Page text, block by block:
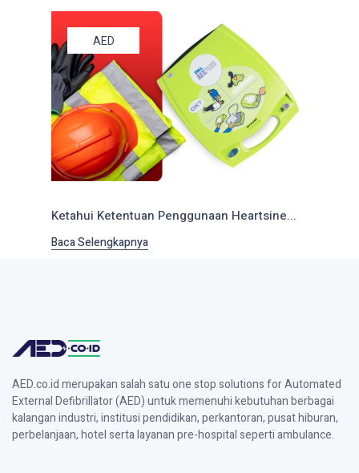
AED
Ketahui Ketentuan Penggunaan Heartsine...
Baca Selengkapnya
AED.co.id merupakan salah satu one stop solutions for Automated
External Defibrillator (AED) untuk memenuhi kebutuhan berbagai
kalangan industri, institusi pendidikan, perkantoran, pusat hiburan,
perbelanjaan, hotel serta layanan pre-hospital seperti ambulance.